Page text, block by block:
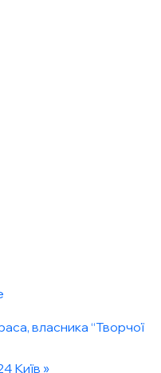
власника “Творчої
Київ »